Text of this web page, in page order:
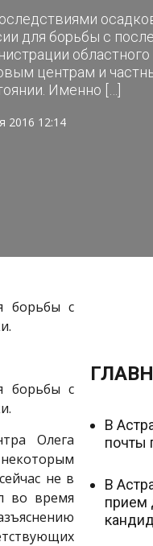
для борьбы с
областного
центрам и
Именно […]
2016 12:14
борьбы с
борьбы с
Олега
не в
во время
В
почты
В
прием